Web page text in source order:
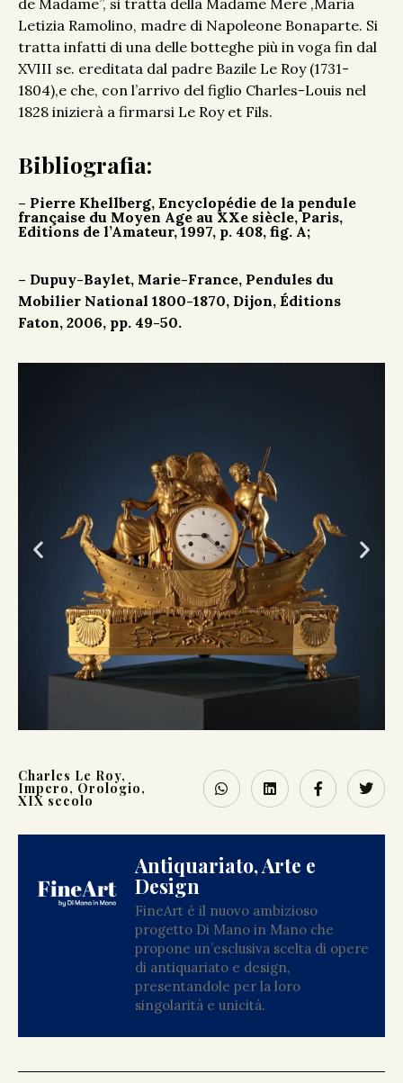
de Madame”, si tratta della Madame Mere ,Maria
Letizia Ramolino, madre di Napoleone Bonaparte. Si
tratta infatti di una delle botteghe più in voga fin dal
XVIII se. ereditata dal padre Bazile Le Roy (1731-
1804),e che, con l’arrivo del figlio Charles-Louis nel
1828 inizierà a firmarsi Le Roy et Fils.
Bibliografia:
– Pierre Khellberg, Encyclopédie de la pendule
française du Moyen Age au XXe siècle, Paris,
Editions de l’Amateur, 1997, p. 408, fig. A;
– Dupuy-Baylet, Marie-France, Pendules du
Mobilier National 1800-1870, Dijon, Éditions
Faton, 2006, pp. 49-50.
Charles Le Roy,
Impero, Orologio,
XIX secolo
Antiquariato, Arte e
Design
FineArt è il nuovo ambizioso
progetto Di Mano in Mano che
propone un’esclusiva scelta di opere
di antiquariato e design,
presentandole per la loro
singolarità e unicità.